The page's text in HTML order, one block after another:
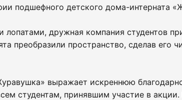
подшефного детского дома-интерната
дружная компания студентов
преобразили пространство, сделав его
выражает искреннюю
студентам, принявшим участие в